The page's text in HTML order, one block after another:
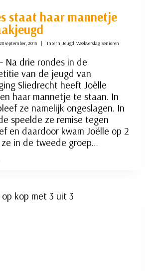
staat haar mannetje
28 september, 2015 Intern,Jeugd,Weekverslag Senioren
Na drie rondes in de
van de jeugd van
Sliedrecht heeft Joëlle
haar mannetje te staan. In
ze namelijk ongeslagen. In
speelde ze remise tegen
en daardoor kwam Joëlle op 2
in de tweede groep…